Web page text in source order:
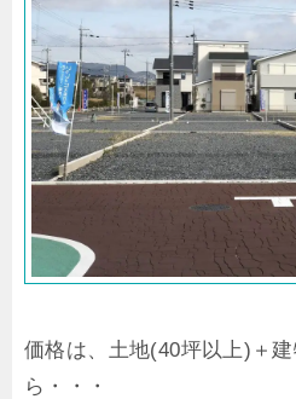
価格は、土地(40坪以上)＋
ら・・・